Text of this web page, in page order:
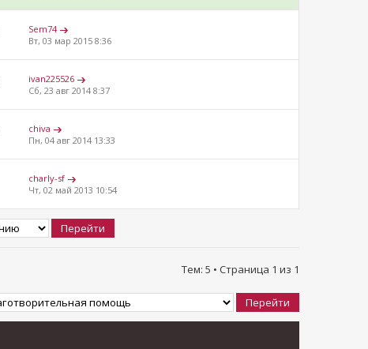
Sem74
Вт, 03 мар 2015 8:36
ivan225526
Сб, 23 авг 2014 8:37
chiva
Пн, 04 авг 2014 13:33
charly-sf
Чт, 02 май 2013 10:54
Тем: 5 • Страница 1 из 1